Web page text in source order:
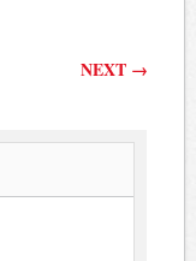
NEXT →